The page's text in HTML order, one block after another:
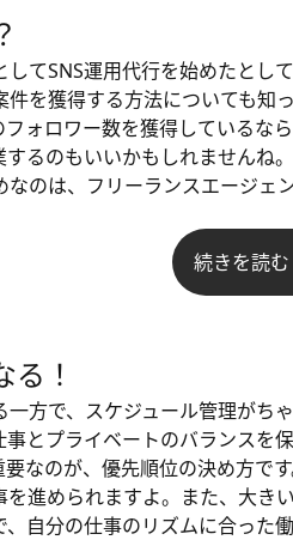
てSNS運用代行を始めたとし
を獲得する方法についても知
ォロワー数を獲得しているな
るのもいいかもしれませんね
のは、フリーランスエージェ
続きを読む
！
方で、スケジュール管理がち
とプライベートのバランスを
なのが、優先順位の決め方で
進められますよ。また、大き
自分の仕事のリズムに合った